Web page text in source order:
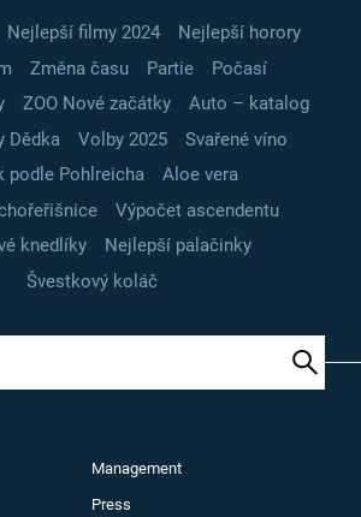
Nejlepší filmy 2024
Nejlepší horory
Změna času Partie
Počasí
ZOO Nové začátky
Auto – katalog
Dědka
Volby 2025
Svařené víno
podle Pohlreicha
Aloe vera
Výpočet ascendentu
knedlíky
Nejlepší palačinky
Švestkový koláč
Management
Press